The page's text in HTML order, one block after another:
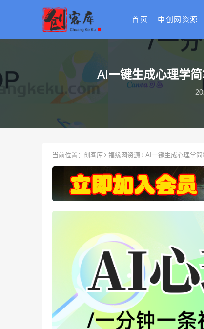
首页 中创网资源
AI一键生成心理学
当前位置： 创客库 福缘网资源 AI一键生成心理学